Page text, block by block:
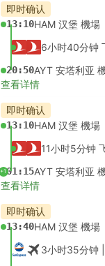
即时确认
13:10HAM 汉堡 機場
6小时40分钟
20:50AYT 安塔利亚
查看详情
即时确认
13:10HAM 汉堡 機場
11小时5分钟
+101:15AYT 安塔利亚
查看详情
即时确认
13:40HAM 汉堡 機場
3小时35分钟